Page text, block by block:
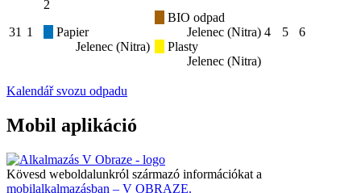
31 1
2
Papier
Jelenec (Nitra)
BIO odpad
Jelenec (Nitra)
Plasty
Jelenec (Nitra)
4 5 6
Kalendář svozu odpadu
Mobil aplikáció
Kövesd weboldalunkról származó információkat a
mobilalkalmazásban – V OBRAZE.